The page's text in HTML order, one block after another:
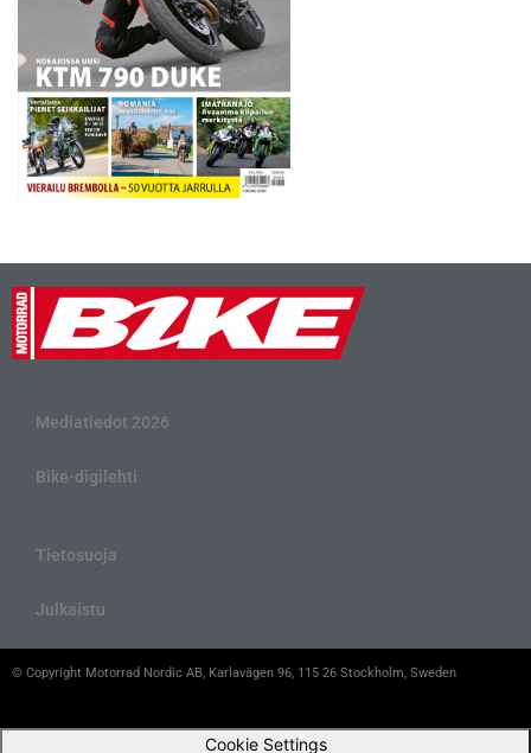
Mediatiedot 2026
Bike-digilehti
Tietosuoja
Julkaistu
© Copyright Motorrad Nordic AB, Karlavägen 96, 115 26 Stockholm, Sweden
Cookie Settings